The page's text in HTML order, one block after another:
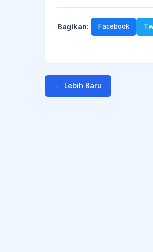
Bagikan: Facebook
← Lebih Baru